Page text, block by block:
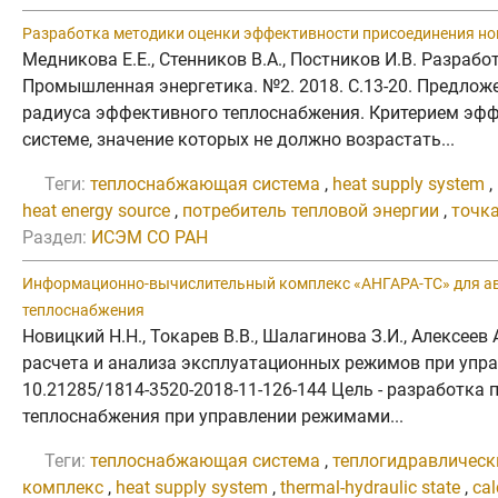
Разработка методики оценки эффективности присоединения
Медникова Е.Е., Стенников В.А., Постников И.В.
Промышленная энергетика. №2. 2018. C.13-20.
радиуса эффективного теплоснабжения. Критерием
системе, значение которых не должно возрастать...
Теги: теплоснабжающая система , heat supply system ,
heat energy source , потребитель тепловой энергии ,
Раздел: ИСЭМ СО РАН
Информационно-вычислительный комплекс «АНГАРА-ТС» для
теплоснабжения
Новицкий Н.Н., Токарев В.В., Шалагинова З.И.,
расчета и анализа эксплуатационных режимов при
10.21285/1814-3520-2018-11-126-144 Цель -
теплоснабжения при управлении режимами...
Теги: теплоснабжающая система ,
комплекс , heat supply system , thermal-hydraulic state ,